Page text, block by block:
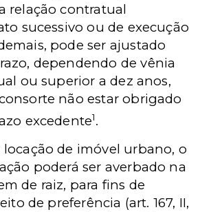
relação contratual
sucessivo ou de execução
pode ser ajustado
dependendo de vênia
ou superior a dez anos,
não estar obrigado
excedente1.
locação de imóvel urbano, o
poderá ser averbado na
de raiz, para fins de
de preferência (art. 167, II,